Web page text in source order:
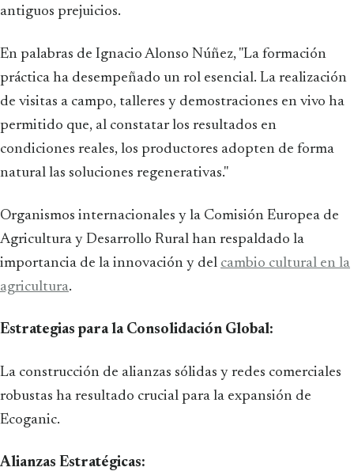
antiguos prejuicios.
En palabras de Ignacio Alonso Núñez, "La formación
práctica ha desempeñado un rol esencial. La realización
de visitas a campo, talleres y demostraciones en vivo ha
permitido que, al constatar los resultados en
condiciones reales, los productores adopten de forma
natural las soluciones regenerativas."
Organismos internacionales y la Comisión Europea de
Agricultura y Desarrollo Rural han respaldado la
importancia de la innovación y del cambio cultural en la
agricultura.
Estrategias para la Consolidación Global:
La construcción de alianzas sólidas y redes comerciales
robustas ha resultado crucial para la expansión de
Ecoganic.
Alianzas Estratégicas: